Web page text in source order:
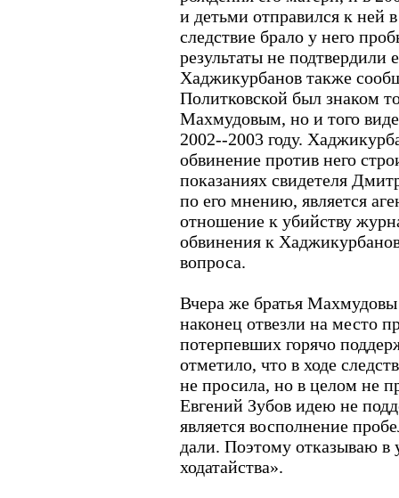
и детьми отправился к ней
следствие брало у него
результаты не подтвердили
Хаджикурбанов также
Политковской был знаком
Махмудовым, но и того
2002--2003 году.
обвинение против него
показаниях свидетеля
по его мнению, является
отношение к убийству
обвинения к
вопроса.
Вчера же братья
наконец отвезли на место
потерпевших горячо
отметило, что в ходе
не просила, но в целом не
Евгений Зубов идею не
является восполнение
дали. Поэтому отказываю в
ходатайства».